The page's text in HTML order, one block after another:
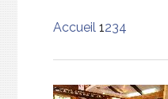
Accueil 1234